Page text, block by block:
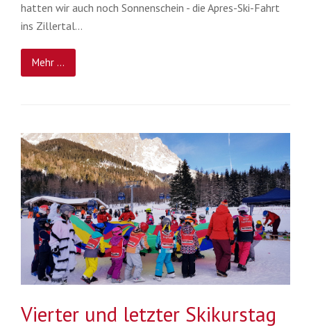
hatten wir auch noch Sonnenschein - die Apres-Ski-Fahrt
ins Zillertal…
Mehr ...
Vierter und letzter Skikurstag